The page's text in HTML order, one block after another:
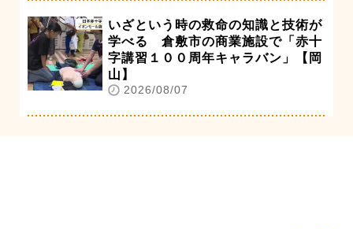
いざという時の救命の知識と技術が
学べる 倉敷市の商業施設で「赤十
字講習１００周年キャラバン」【岡
山】
2026/08/07